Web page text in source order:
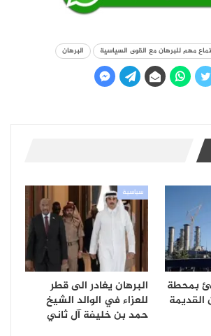
مهم للبرهان مع القوى السياسية البرهان
بمحطة
القديمة
سياسية
البرهان يغادر الى قطر
للعزاء في الوالد الشيخ
حمد بن خليفة آل ثاني